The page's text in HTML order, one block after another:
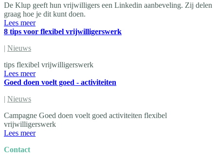
De Klup geeft hun vrijwilligers een Linkedin aanbeveling. Zij delen
graag hoe je dit kunt doen.
Lees meer
8 tips voor flexibel vrijwilligerswerk
| Nieuws
tips flexibel vrijwilligerswerk
Lees meer
Goed doen voelt goed - activiteiten
| Nieuws
Campagne Goed doen voelt goed activiteiten flexibel
vrijwilligerswerk
Lees meer
Contact